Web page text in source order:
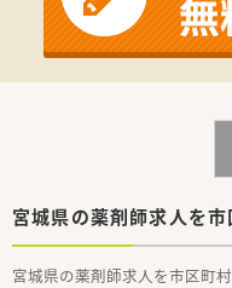
【こんな方にオススメ
■ご自身の経験を活
い方におすすめです。
■経営者と近い距離
■将来的に自身の薬
宮城県の薬剤師求人を
宮城県の薬剤師求人を市区町